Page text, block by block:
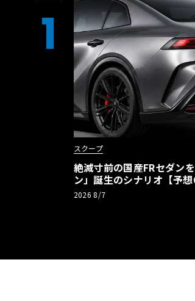
1
スクープ
絶滅寸前の国産FRセダン
ン」誕生のシナリオ【予想
2026 8/7